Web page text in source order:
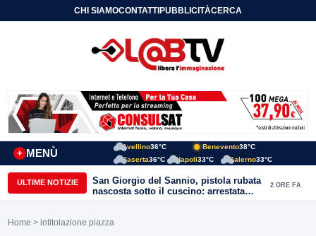
CHI SIAMOCONTATTIPUBBLICITÀCERCA
MENÙ
+
Avellino36°C Benevento38°C
Caserta36°C Napoli33°C Salerno33°C
ULTIME NOTIZIE
San Giorgio del Sannio, pistola rubata
nascosta sotto il cuscino: arrestata
51enne
2 ORE FA
Home > intitolazione piazza